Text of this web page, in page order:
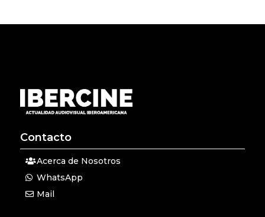
Contacto
Acerca de Nosotros
WhatsApp
Mail